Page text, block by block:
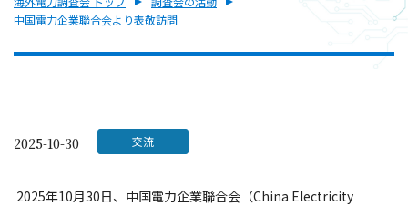
中国電力企業聯合会より表敬訪問
2025-10-30 交流
2025年10月30日、中国電力企業聯合会（China Electricity